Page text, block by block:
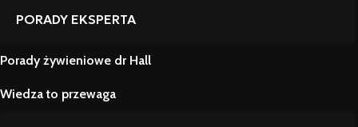
PORADY EKSPERTA
Porady żywieniowe dr Hall
Wiedza to przewaga